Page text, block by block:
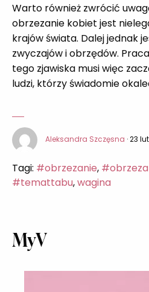
Warto również zwrócić
obrzezanie kobiet jest
krajów świata. Dalej jednak
zwyczajów i obrzędów.
tego zjawiska musi więc
ludzi, którzy świadomie
Aleksandra Szczęsna · 23
Tagi: #obrzezanie,
#temattabu,wagina
MyV